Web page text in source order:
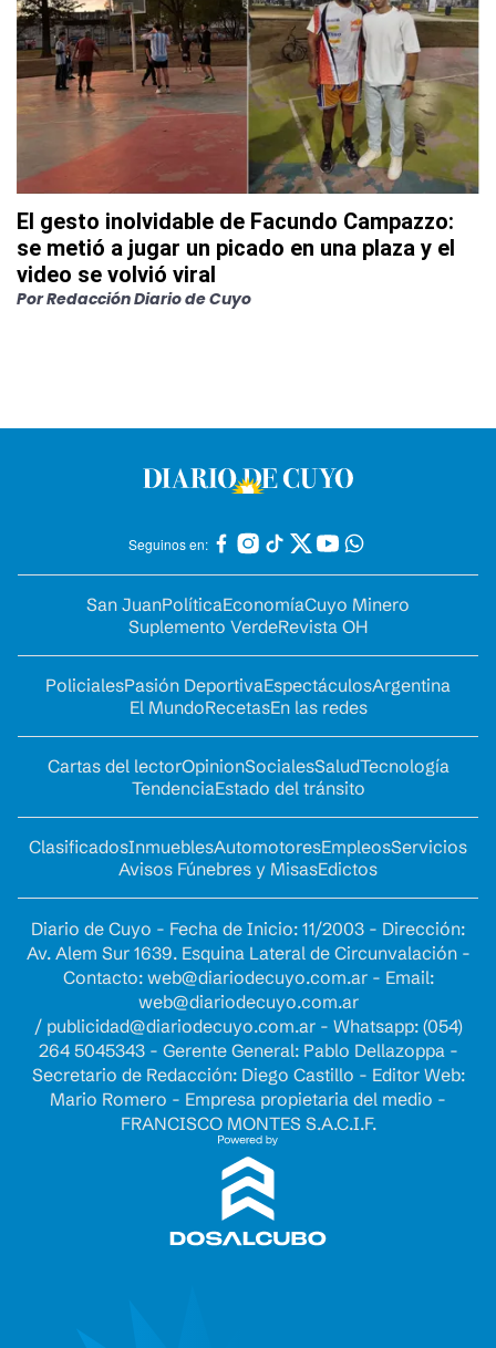
El gesto inolvidable de Facundo Campazzo:
se metió a jugar un picado en una plaza y el
video se volvió viral
PorRedacción Diario de Cuyo
Seguinos en:
San JuanPolíticaEconomíaCuyo Minero
Suplemento VerdeRevista OH
PolicialesPasión DeportivaEspectáculosArgentina
El MundoRecetasEn las redes
Cartas del lectorOpinionSocialesSaludTecnología
TendenciaEstado del tránsito
ClasificadosInmueblesAutomotoresEmpleosServicios
Avisos Fúnebres y MisasEdictos
Diario de Cuyo - Fecha de Inicio: 11/2003 - Dirección:
Av. Alem Sur 1639. Esquina Lateral de Circunvalación -
Contacto: web@diariodecuyo.com.ar- Email:
web@diariodecuyo.com.ar
/ publicidad@diariodecuyo.com.ar- Whatsapp: (054)
264 5045343 - Gerente General: Pablo Dellazoppa -
Secretario de Redacción: Diego Castillo - Editor Web:
Mario Romero - Empresa propietaria del medio -
FRANCISCO MONTES S.A.C.I.F.